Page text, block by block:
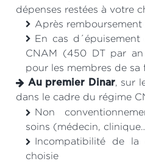
dépenses restées à votre
Après remboursement
En cas
CNAM (450 DT par
pour les membres de sa
Au premier Dinar, sur
dans le cadre du régime
Non
soins (médecin,
Incompatibilité de la
choisie